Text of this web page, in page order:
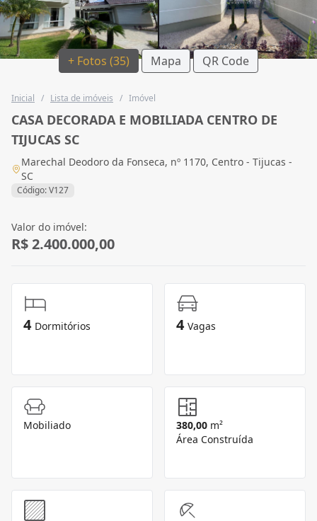
+ Fotos (35) Mapa QR Code
Inicial / Lista de imóveis / Imóvel
CASA DECORADA E MOBILIADA CENTRO DE
TIJUCAS SC
Marechal Deodoro da Fonseca, nº 1170, Centro - Tijucas -
SC
Código: V127
Valor do imóvel:
R$ 2.400.000,00
4 Dormitórios 4 Vagas
Mobiliado 380,00 m²
Área Construída